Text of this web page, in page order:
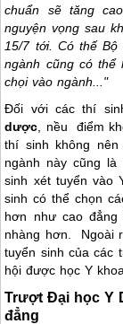
chuẩn sẽ tăng
nguyện vọng sau
15/7 tới. Có thế
ngành cũng có thể
chọi vào ngành..."
Đối với các thí
dược , nều điểm
thí sinh không
ngành này cũng
sinh xét tuyển vào
sinh có thể chọn
hơn như cao
nhàng hơn. Ngoài
tuyển sinh của các
hội được học Y
Trượt Đại học Y
đẳng